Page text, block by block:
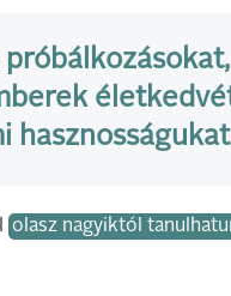
olasz nagyiktól